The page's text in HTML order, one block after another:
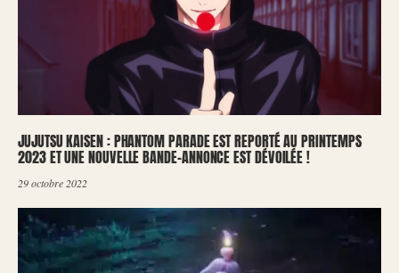
JUJUTSU KAISEN : PHANTOM PARADE EST REPORTÉ AU PRINTEMPS
2023 ET UNE NOUVELLE BANDE-ANNONCE EST DÉVOILÉE !
29 octobre 2022